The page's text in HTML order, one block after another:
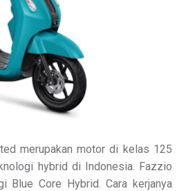
merupakan motor di kelas 125
hybrid di Indonesia. Fazzio
Blue Core Hybrid. Cara kerjanya